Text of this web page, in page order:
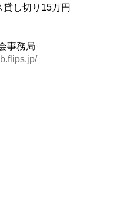
し切り15万円
事務局